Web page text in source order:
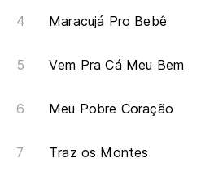
Maracujá Pro Bebê
Vem Pra Cá Meu Bem
Meu Pobre Coração
Traz os Montes